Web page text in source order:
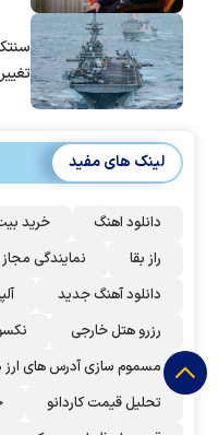
لینک های مفید
دانلود اهنگ خرید
راز بقا
نمایندگی
دانلود آهنگ جدید
رزرو هتل خارجی
مسموم سازی آدرس های ارز
تحلیل قیمت کاردانو